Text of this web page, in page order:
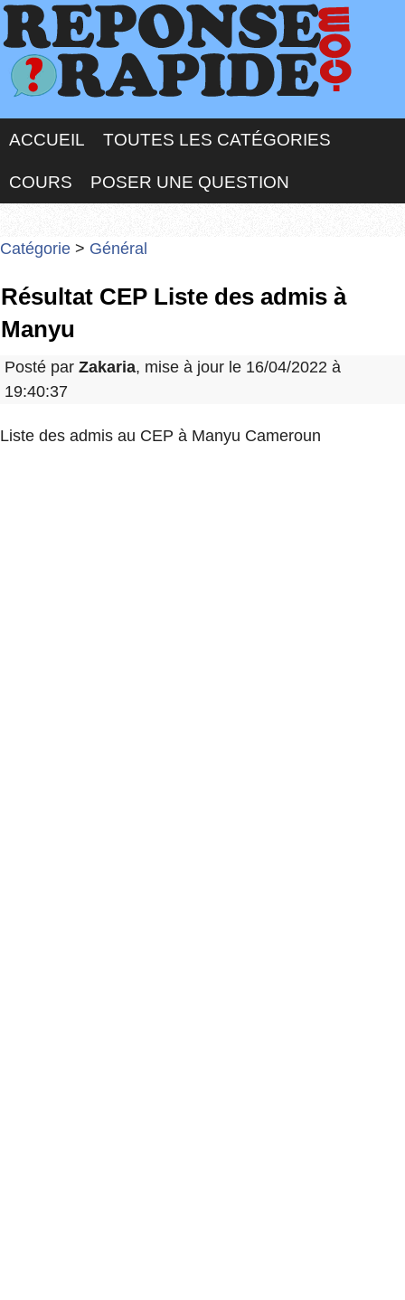
ACCUEIL TOUTES LES CATÉGORIES
COURS POSER UNE QUESTION
Catégorie > Général
Résultat CEP Liste des admis à
Manyu
Posté par Zakaria, mise à jour le 16/04/2022 à
19:40:37
Liste des admis au CEP à Manyu Cameroun